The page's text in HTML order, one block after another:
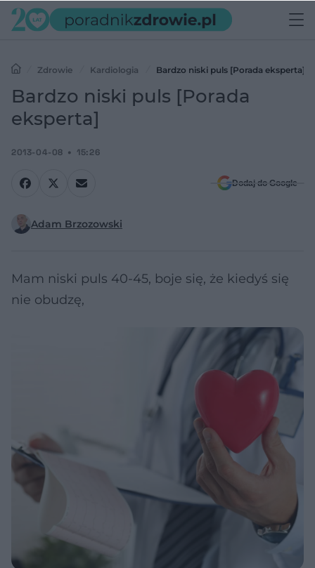
Zdrowie Kardiologia Bardzo niski puls [Porada eksperta]
Bardzo niski puls [Porada
eksperta]
2013-04-08 15:26
Dodaj do Google
Adam Brzozowski
Mam niski puls 40-45, boje się, że kiedyś się
nie obudzę,